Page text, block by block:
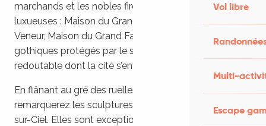
Vol libre
Multi-
Escape
marchands et les nobles firent bâtir des demeures
luxueuses : Maison du Grand Ecuyer, Maison du Grand
Veneur, Maison du Grand Fauconnier, et autres palais
gothiques protégés par le système de fortifications
redoutable dont la cité s’enveloppa.
En flânant au gré des ruelles escarpées, vous
remarquerez les sculptures des maisons de Cordes-
sur-Ciel. Elles sont exceptionnelles par leur